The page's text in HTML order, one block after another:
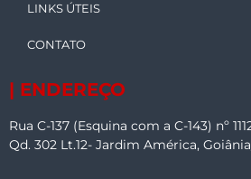
LINKS ÚTEIS
CONTATO
| ENDEREÇO
Rua C-137 (Esquina com a C-143) nº
Qd. 302 Lt.12- Jardim América,